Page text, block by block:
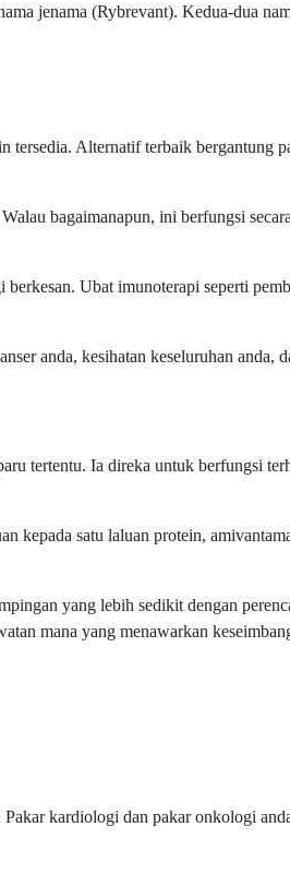
jenama (Rybrevant). Kedua-dua
Alternatif terbaik bergantung
bagaimanapun, ini berfungsi
Ubat imunoterapi seperti
anda, kesihatan keseluruhan anda,
tertentu. Ia direka untuk berfungsi
kepada satu laluan protein,
yang lebih sedikit dengan
mana yang menawarkan
kardiologi dan pakar onkologi